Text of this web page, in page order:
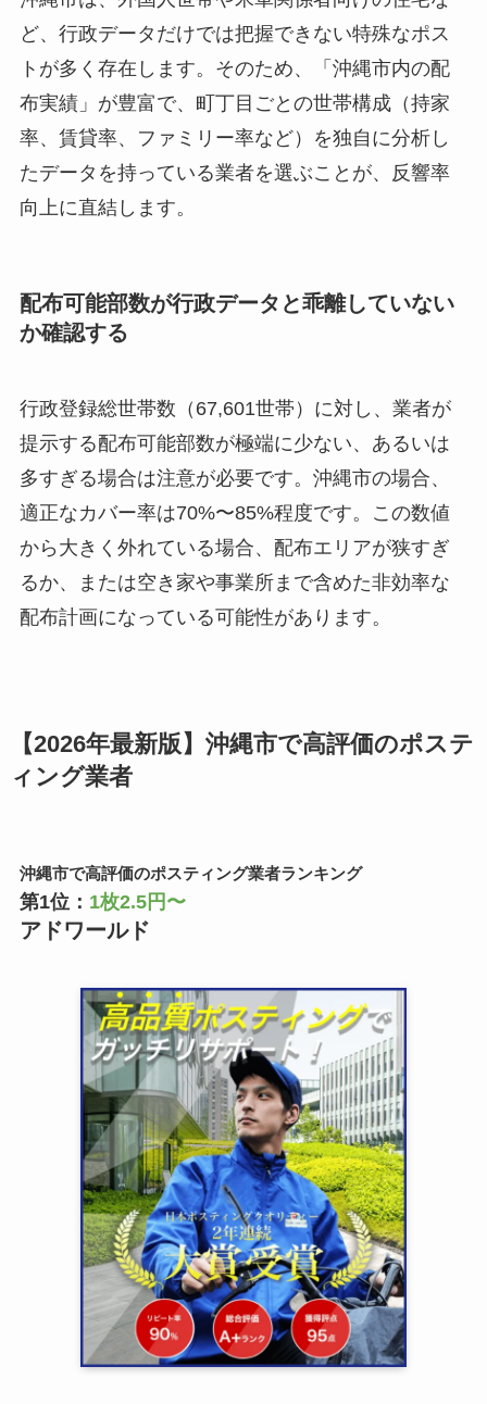
ど、行政データだけでは把握できない特殊なポス
トが多く存在します。そのため、「沖縄市内の配
布実績」が豊富で、町丁目ごとの世帯構成（持家
率、賃貸率、ファミリー率など）を独自に分析し
たデータを持っている業者を選ぶことが、反響率
向上に直結します。
配布可能部数が行政データと乖離していない
か確認する
行政登録総世帯数（67,601世帯）に対し、業者が
提示する配布可能部数が極端に少ない、あるいは
多すぎる場合は注意が必要です。沖縄市の場合、
適正なカバー率は70%〜85%程度です。この数値
から大きく外れている場合、配布エリアが狭すぎ
るか、または空き家や事業所まで含めた非効率な
配布計画になっている可能性があります。
【2026年最新版】沖縄市で高評価のポステ
ィング業者
沖縄市で高評価のポスティング業者ランキング
第1位： 1枚2.5円〜
アドワールド